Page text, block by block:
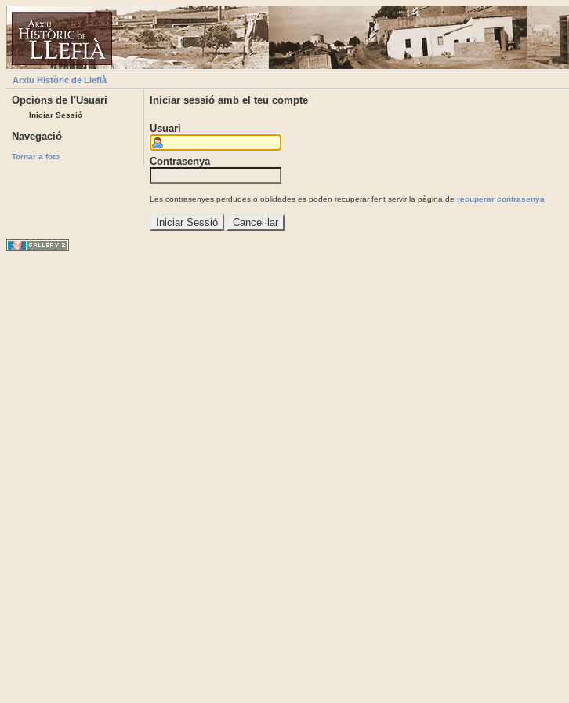
Arxiu Històric de Llefià
Opcions de l'Usuari
Iniciar Sessió
Navegació
Tornar a foto
Iniciar sessió amb el teu compte
Usuari
Contrasenya
Les contrasenyes perdudes o oblidades es poden recuperar fent servir la pàgina de recuperar contrasenya